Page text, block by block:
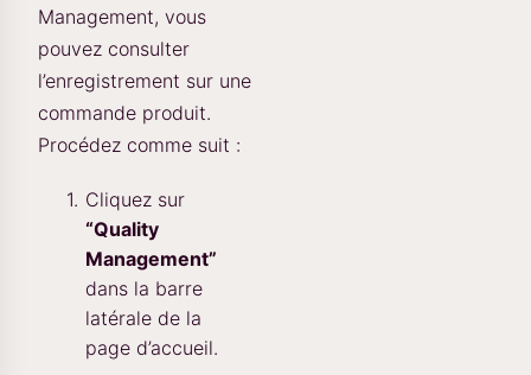
Management, vous
pouvez consulter
l’enregistrement sur une
commande produit.
Procédez comme suit :
Cliquez sur
“Quality
Management”
dans la barre
latérale de la
page d’accueil.